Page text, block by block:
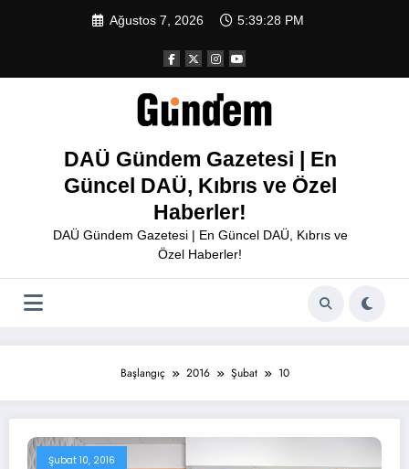
Ağustos 7, 2026 5:39:29 PM
DAÜ Gündem Gazetesi | En
Güncel DAÜ, Kıbrıs ve Özel
Haberler!
DAÜ Gündem Gazetesi | En Güncel DAÜ, Kıbrıs ve
Özel Haberler!
Başlangıç 2016 Şubat 10
Şubat 10, 2016